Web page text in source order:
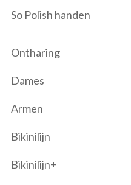
So Polish handen
Ontharing
Dames
Armen
Bikinilijn
Bikinilijn+